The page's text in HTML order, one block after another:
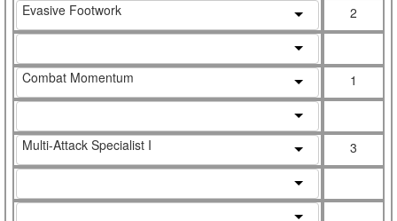
Evasive Footwork
2
Combat Momentum 1
Multi-Attack Specialist I 3